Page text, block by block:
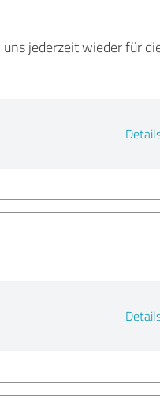
jederzeit wieder für